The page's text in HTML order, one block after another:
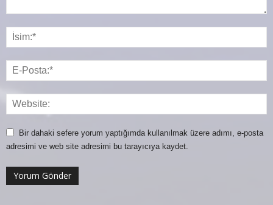
Bir dahaki sefere yorum yaptığımda kullanılmak üzere adımı, e-posta
adresimi ve web site adresimi bu tarayıcıya kaydet.